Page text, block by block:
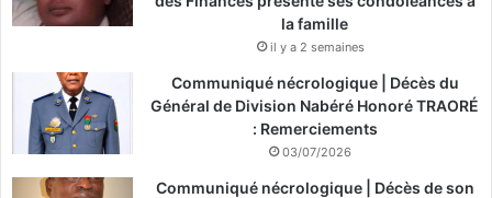
la famille
il y a 2 semaines
Communiqué nécrologique | Décès du
Général de Division Nabéré Honoré TRAORÉ
: Remerciements
03/07/2026
Communiqué nécrologique | Décès de son